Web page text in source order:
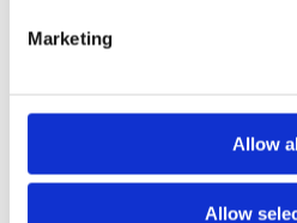
Marketing
Allow
Allow
Hydrauliczna pompa
KLIMATYZACJA DO